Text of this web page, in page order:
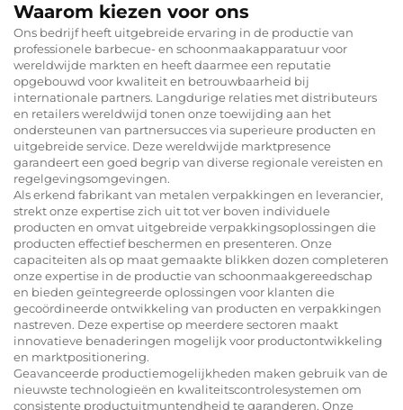
Waarom kiezen voor ons
Ons bedrijf heeft uitgebreide ervaring in de productie van
professionele barbecue- en schoonmaakapparatuur voor
wereldwijde markten en heeft daarmee een reputatie
opgebouwd voor kwaliteit en betrouwbaarheid bij
internationale partners. Langdurige relaties met distributeurs
en retailers wereldwijd tonen onze toewijding aan het
ondersteunen van partnersucces via superieure producten en
uitgebreide service. Deze wereldwijde marktpresence
garandeert een goed begrip van diverse regionale vereisten en
regelgevingsomgevingen.
Als erkend fabrikant van metalen verpakkingen en leverancier,
strekt onze expertise zich uit tot ver boven individuele
producten en omvat uitgebreide verpakkingsoplossingen die
producten effectief beschermen en presenteren. Onze
capaciteiten alsop maat gemaakte blikken dozen completeren
onze expertise in de productie van schoonmaakgereedschap
en bieden geïntegreerde oplossingen voor klanten die
gecoördineerde ontwikkeling van producten en verpakkingen
nastreven. Deze expertise op meerdere sectoren maakt
innovatieve benaderingen mogelijk voor productontwikkeling
en marktpositionering.
Geavanceerde productiemogelijkheden maken gebruik van de
nieuwste technologieën en kwaliteitscontrolesystemen om
consistente productuitmuntendheid te garanderen. Onze